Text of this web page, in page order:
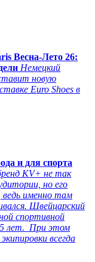
Весна-Лето 26:
Немецкий
новую
Euro Shoes в
и для спорта
KV+ не так
но его
именно там
Швейцарский
спортивной
лет. При этом
всегда